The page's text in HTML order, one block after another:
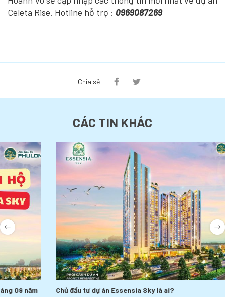
Celeta Rise. Hotline hỗ trợ : 0969087269
Chia sẻ:
CÁC TIN KHÁC
Chủ đầu tư dự án Essensia Sky là ai?